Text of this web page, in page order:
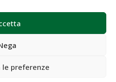
le preferenze